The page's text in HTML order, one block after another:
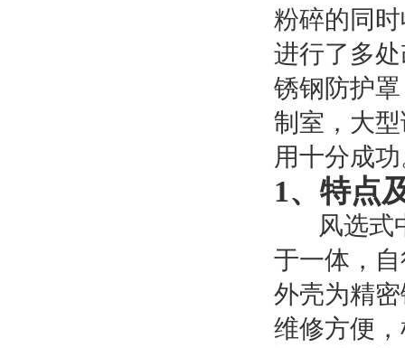
粉碎的同
进行了多
锈钢防护
制室，大
用十分成
1、特点
风选式中
于一体，
外壳为精
维修方便